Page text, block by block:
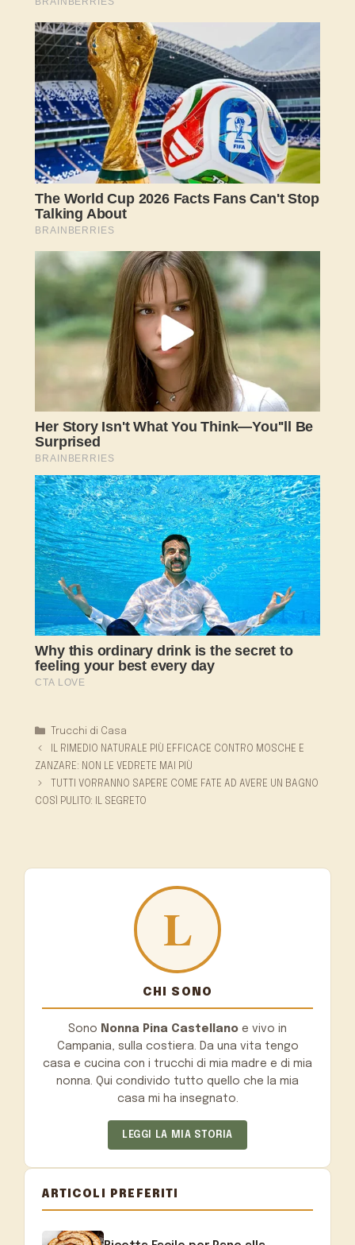
Categorie
Trucchi di Casa
IL RIMEDIO NATURALE PIÙ EFFICACE CONTRO MOSCHE E
ZANZARE: NON LE VEDRETE MAI PIÙ
TUTTI VORRANNO SAPERE COME FATE AD AVERE UN BAGNO
COSÌ PULITO: IL SEGRETO
CHI SONO
Sono Nonna Pina Castellano e vivo in
Campania, sulla costiera. Da una vita tengo
casa e cucina con i trucchi di mia madre e di mia
nonna. Qui condivido tutto quello che la mia
casa mi ha insegnato.
LEGGI LA MIA STORIA
ARTICOLI PREFERITI